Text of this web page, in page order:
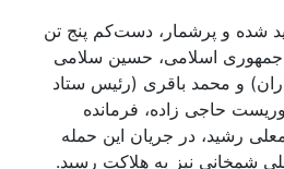
شده و پرشمار، دست‌کم پنج تن
جمهوری اسلامی، حسین سلامی
و محمد باقری (رئیس ستاد
حاجی زاده، فرمانده
رشید، در جریان این حمله
شمخانی نیز به هلاکت رسید.